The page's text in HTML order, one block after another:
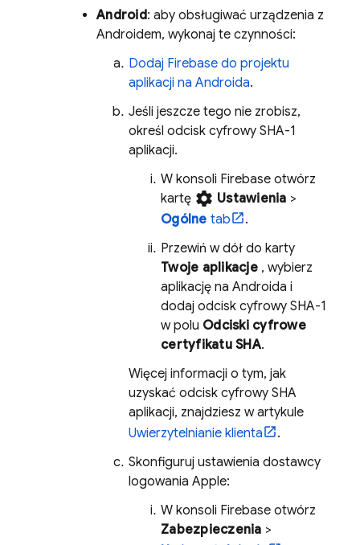
Android: aby obsługiwać urządzenia z
Androidem, wykonaj te czynności:
Dodaj Firebase do projektu
aplikacji na Androida.
Jeśli jeszcze tego nie zrobisz,
określ odcisk cyfrowy SHA-1
aplikacji.
W konsoli Firebase otwórz
kartę settings Ustawienia >
Ogólne tab
.
Przewiń w dół do karty
Twoje aplikacje, wybierz
aplikację na Androida i
dodaj odcisk cyfrowy SHA-1
w polu Odciski cyfrowe
certyfikatu SHA.
Więcej informacji o tym, jak
uzyskać odcisk cyfrowy SHA
aplikacji, znajdziesz w artykule
Uwierzytelnianie klienta
.
Skonfiguruj ustawienia dostawcy
logowania Apple:
W konsoli Firebase otwórz
Zabezpieczenia >